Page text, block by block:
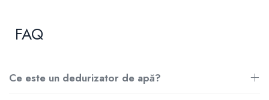
FAQ
Ce este un dedurizator de apă?